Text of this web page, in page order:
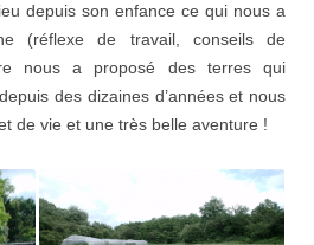
depuis son enfance ce qui nous a
(réflexe de travail, conseils de
nous a proposé des terres qui
des dizaines d’années et nous
de vie et une très belle aventure !